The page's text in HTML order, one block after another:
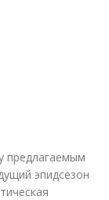
предлагаемым
эпидсезон